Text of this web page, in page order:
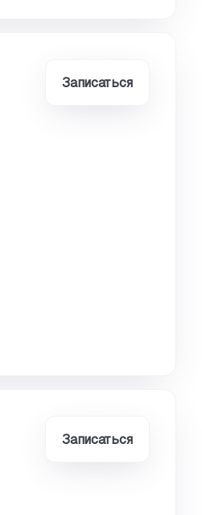
Записаться
Записаться